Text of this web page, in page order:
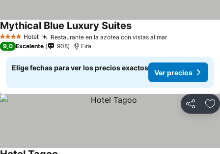
4 EstrellasHotel Restaurante en la azotea con vistas al mar
Mythical Blue Luxury Suites
9,0 Excelente 908 Fira
Elige fechas para ver los precios exactos
Ver precios
Compartir